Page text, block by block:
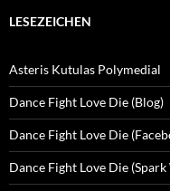
LESEZEICHEN
Asteris Kutulas Polymedial
Dance Fight Love Die (Blog)
Dance Fight Love Die
Dance Fight Love Die